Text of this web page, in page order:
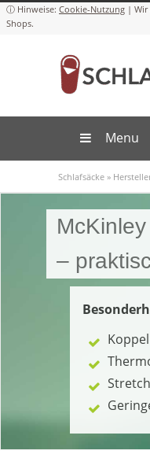
Cookie-Nutzung
Menu
Schlafsäcke »
–